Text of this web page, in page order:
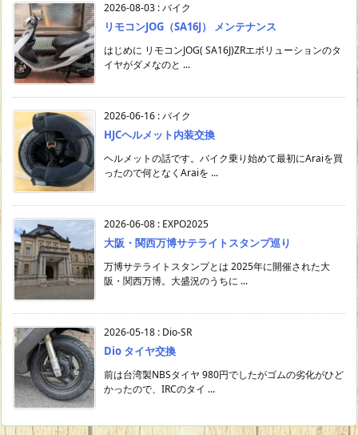
2026-08-03 :バイク
リモコンJOG（SA16J） メンテナンス
はじめに リモコンJOG( SA16J)ZRエボリューションのタ
イヤがダメなのと ...
2026-06-16 :バイク
HJCヘルメット内装交換
ヘルメットの話です。バイク乗り始めて最初にAraiを買
ったので何となくAraiを ...
2026-06-08 : EXPO2025
大阪・関西万博サテライトスタンプ巡り
万博サテライトスタンプとは 2025年に開催された大
阪・関西万博。大盛況のうちに ...
2026-05-18 : Dio-SR
Dio タイヤ交換
前は台湾製NBSタイヤ 980円でしたがゴムの劣化がひど
かったので、IRCのタイ ...